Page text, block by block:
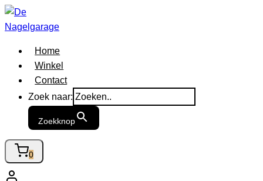
Doorgaan
naar
Home
Winkel
Contact
Zoek naar:
Zoekknop
0